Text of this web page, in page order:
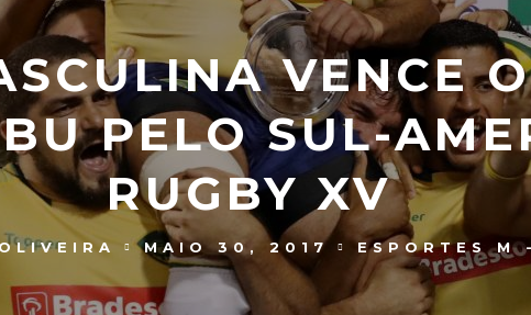
VENCE
PELO SUL-
RUGBY XV
MAIO 30, 2017 ESPORTES M